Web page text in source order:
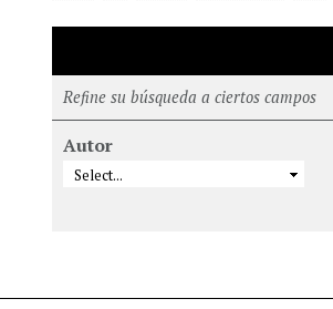
Refine su búsqueda a ciertos campos
Autor